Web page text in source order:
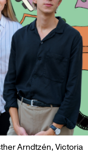
Arndtzén, Victoria